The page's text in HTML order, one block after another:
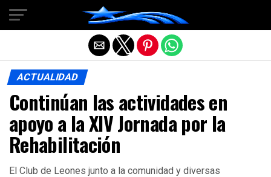
ACTUALIDAD
Continúan las actividades en
apoyo a la XIV Jornada por la
Rehabilitación
El Club de Leones junto a la comunidad y diversas
Salir de la versión móvil